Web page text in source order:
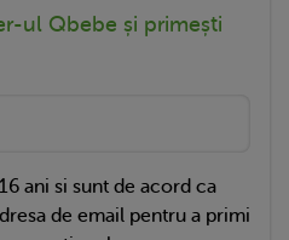
ul Qbebe și primești
ani si sunt de acord ca
de email pentru a primi